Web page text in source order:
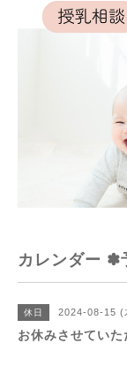
カレンダー ✽
休日 2024-08-15 (
お休みさせていた